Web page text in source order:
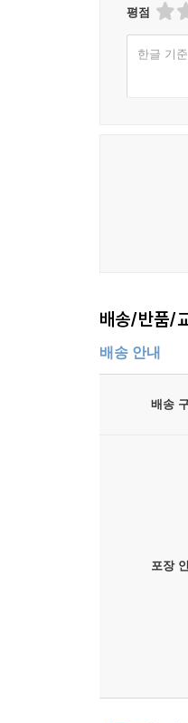
평점
한글 기
배송/반품/
배송 안내
배송
포장